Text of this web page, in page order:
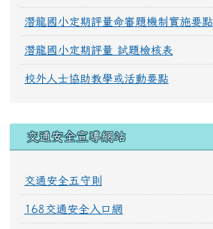
潛龍國小定期評量命審題機制實施要點
潛龍國小定期評量 試題檢核表
校外人士協助教學或活動要點
交通安全宣導網站
交通安全五守則
168交通安全入口網